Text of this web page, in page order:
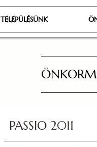
TELEPÜLÉSÜNK
PASSIO 2011